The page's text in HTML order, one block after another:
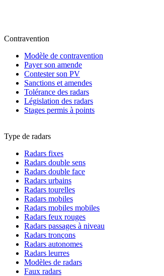
Contravention
Modèle de contravention
Payer son amende
Contester son PV
Sanctions et amendes
Tolérance des radars
Législation des radars
Stages permis à points
Type de radars
Radars fixes
Radars double sens
Radars double face
Radars urbains
Radars tourelles
Radars mobiles
Radars mobiles mobiles
Radars feux rouges
Radars passages à niveau
Radars tronçons
Radars autonomes
Radars leurres
Modèles de radars
Faux radars